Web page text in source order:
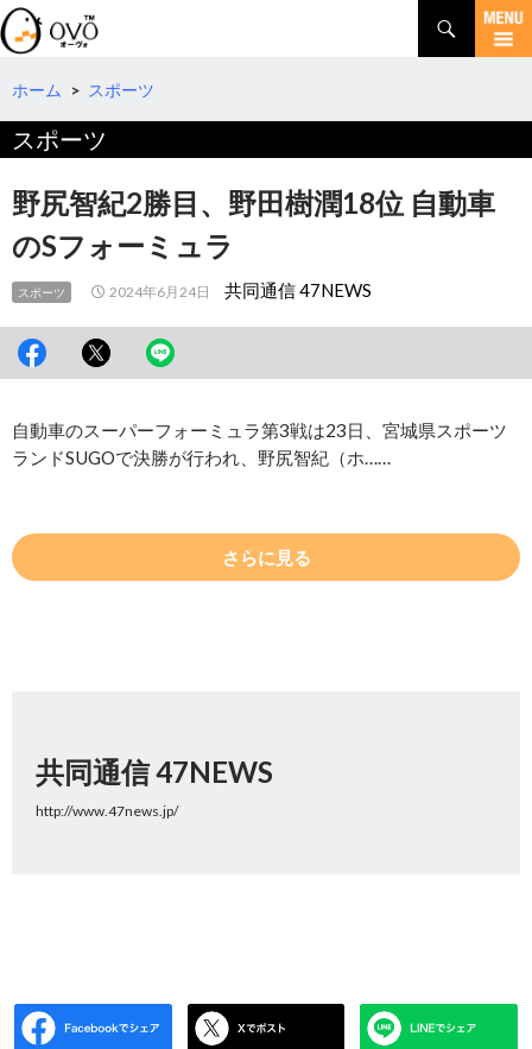
検
索
コ
テ
へ
移
動
ホーム > スポーツ
スポーツ
野尻智紀2勝目、野田樹潤18位 自動車
のSフォーミュラ
スポーツ 2024年6月24日 共同通信 47NEWS
自動車のスーパーフォーミュラ第3戦は23日、宮城県スポーツ
ランドSUGOで決勝が行われ、野尻智紀（ホ……
さらに見る
共同通信 47NEWS
http://www.47news.jp/